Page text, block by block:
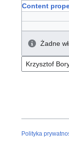
Content
Żadne
Polityka